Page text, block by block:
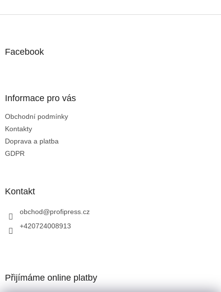
Facebook
Informace pro vás
Obchodní podmínky
Kontakty
Doprava a platba
GDPR
Kontakt
obchod@profipress.cz
+420724008913
Přijímáme online platby